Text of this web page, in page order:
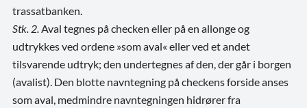
trassatbanken.
Stk. 2. Aval tegnes på checken eller på en allonge og
udtrykkes ved ordene »som aval« eller ved et andet
tilsvarende udtryk; den undertegnes af den, der går i borgen
(avalist). Den blotte navntegning på checkens forside anses
som aval, medmindre navntegningen hidrører fra